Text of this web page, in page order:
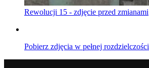
Rewolucji 15 - zdjęcie przed zmianami
Pobierz zdjęcia w pełnej rozdzielczości